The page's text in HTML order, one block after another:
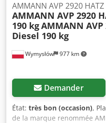
Wymysłów 977 km
AMMANN AVP 2920
AMMANN AVP 2920
190 kgAMMANN AVP
Diesel 190 kg
Demander
État: très bon (occasion),
de la marque renommée